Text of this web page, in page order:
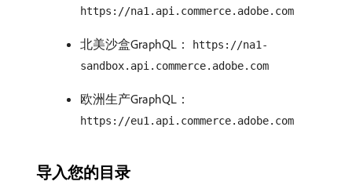
https://na1.api.commerce.adobe.com
北美沙盒GraphQL：
https://na1-
sandbox.api.commerce.adobe.com
欧洲生产GraphQL：
https://eu1.api.commerce.adobe.com
导入您的目录